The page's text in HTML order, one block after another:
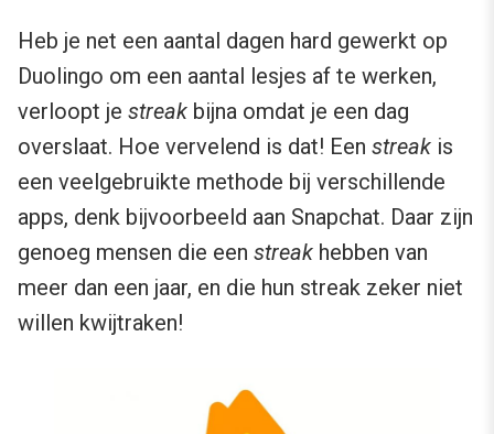
Heb je net een aantal dagen hard gewerkt op
Duolingo om een aantal lesjes af te werken,
verloopt je streak bijna omdat je een dag
overslaat. Hoe vervelend is dat! Een streak is
een veelgebruikte methode bij verschillende
apps, denk bijvoorbeeld aan Snapchat. Daar zijn
genoeg mensen die een streak hebben van
meer dan een jaar, en die hun streak zeker niet
willen kwijtraken!